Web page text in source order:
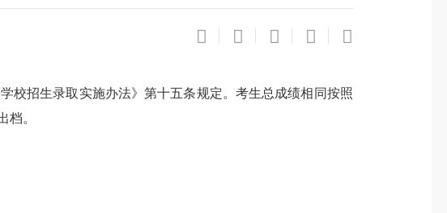
校招生录取实施办法》第十五条规定。考生总成绩相同按照
档。